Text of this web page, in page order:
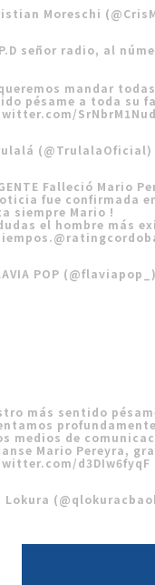
Moreschi
señor radio, al
mandar
pésame a toda su
SrNbrM1Nud
(@TrulalaOficial)
Falleció Mario
fue confirmada
siempre Mario !
el hombre más
POP (@flaviapop_)
más sentido
medios de
Mario Pereyra,
d3DIw6fyqF
Lokura